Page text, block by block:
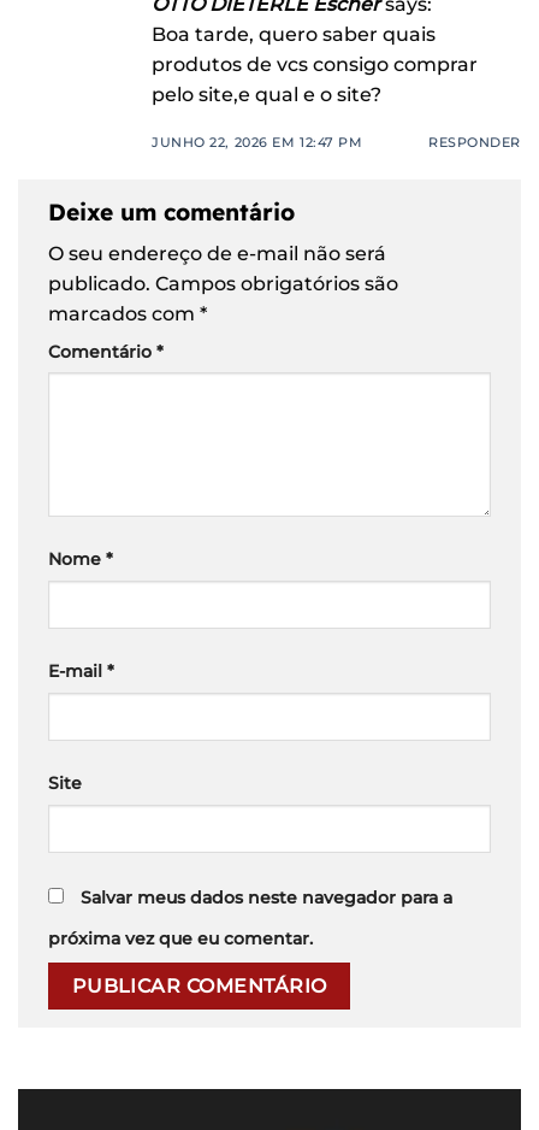
Boa tarde, quero saber quais
produtos de vcs consigo comprar
pelo site,e qual e o site?
JUNHO 22, 2026 EM 12:47 PM RESPONDER
Deixe um comentário
O seu endereço de e-mail não será
publicado. Campos obrigatórios são
marcados com *
Comentário *
Nome *
E-mail *
Site
Salvar meus dados neste navegador para a
próxima vez que eu comentar.